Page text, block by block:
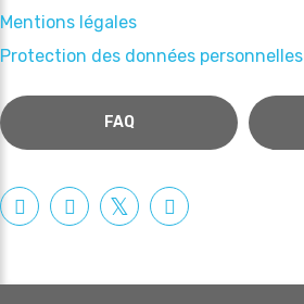
Mentions légales
Protection des données personnelles
FAQ